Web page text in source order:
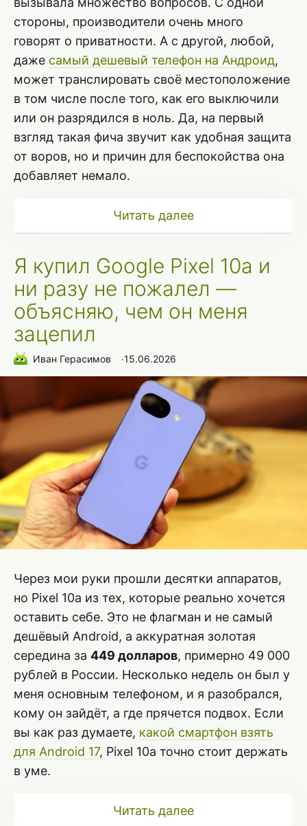
стороны, производители очень много
говорят о приватности. А с другой, любой,
даже самый дешевый телефон на Андроид,
может транслировать своё местоположение
в том числе после того, как его выключили
или он разрядился в ноль. Да, на первый
взгляд такая фича звучит как удобная защита
от воров, но и причин для беспокойства она
добавляет немало.
Читать далее
Я купил Google Pixel 10a и
ни разу не пожалел —
объясняю, чем он меня
зацепил
Иван Герасимов ∙15.06.2026
Через мои руки прошли десятки аппаратов,
но Pixel 10a из тех, которые реально хочется
оставить себе. Это не флагман и не самый
дешёвый Android, а аккуратная золотая
середина за 449 долларов, примерно 49 000
рублей в России. Несколько недель он был у
меня основным телефоном, и я разобрался,
кому он зайдёт, а где прячется подвох. Если
вы как раз думаете, какой смартфон взять
для Android 17, Pixel 10a точно стоит держать
в уме.
Читать далее